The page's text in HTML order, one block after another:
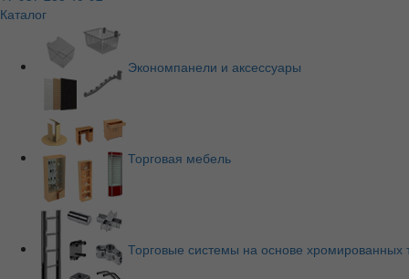
Каталог
Экономпанели и аксессуары
Торговая мебель
Торговые системы на основе хромированных